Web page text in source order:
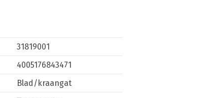
31819001
4005176843471
Blad/kraangat